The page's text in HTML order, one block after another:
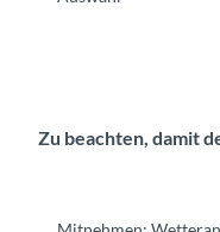
Zu beachten, damit